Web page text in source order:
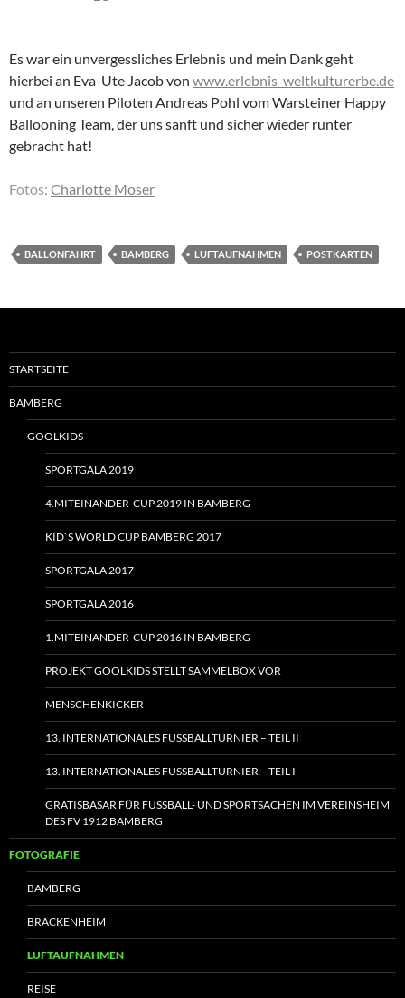
Es war ein unvergessliches Erlebnis und mein Dank geht
hierbei an Eva-Ute Jacob von www.erlebnis-weltkulturerbe.de
und an unseren Piloten Andreas Pohl vom Warsteiner Happy
Ballooning Team, der uns sanft und sicher wieder runter
gebracht hat!
Fotos: Charlotte Moser
BALLONFAHRT BAMBERG LUFTAUFNAHMEN POSTKARTEN
STARTSEITE
BAMBERG
GOOLKIDS
SPORTGALA 2019
4.MITEINANDER-CUP 2019 IN BAMBERG
KID`S WORLD CUP BAMBERG 2017
SPORTGALA 2017
SPORTGALA 2016
1.MITEINANDER-CUP 2016 IN BAMBERG
PROJEKT GOOLKIDS STELLT SAMMELBOX VOR
MENSCHENKICKER
13. INTERNATIONALES FUSSBALLTURNIER – TEIL II
13. INTERNATIONALES FUSSBALLTURNIER – TEIL I
GRATISBASAR FÜR FUSSBALL- UND SPORTSACHEN IM VEREINSHEIM
DES FV 1912 BAMBERG
FOTOGRAFIE
BAMBERG
BRACKENHEIM
LUFTAUFNAHMEN
REISE